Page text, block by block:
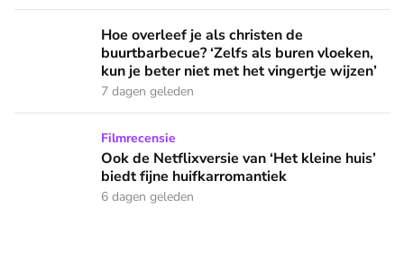
Hoe overleef je als christen de buurtbarbecue? ‘Zelfs als
Hoe overleef je als christen de
buurtbarbecue? ‘Zelfs als buren vloeken,
kun je beter niet met het vingertje wijzen’
7 dagen geleden
Ook de Netflixversie van ‘Het kleine huis’ biedt fijne
Filmrecensie
Ook de Netflixversie van ‘Het kleine huis’
biedt fijne huifkarromantiek
6 dagen geleden